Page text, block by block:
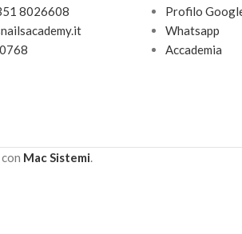
8026608
Profilo
Whatsapp
Accademia
Mac Sistemi.